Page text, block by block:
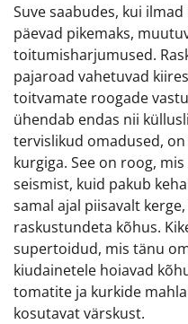
Suve saabudes, kui
päevad pikemaks,
toitumisharjumused.
pajaroad vahetuvad
toitvamate roogade
ühendab endas nii
tervislikud omadused,
kurgiga. See on roog,
seismist, kuid pakub
samal ajal piisavalt
raskustundeta kõhus.
supertoidud, mis tänu
kiudainetele hoiavad
tomatite ja kurkide
kosutavat värskust.